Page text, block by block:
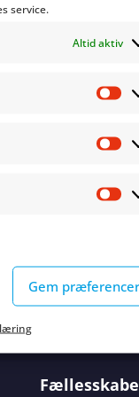
service.
Altid aktiv
Gem præferencer